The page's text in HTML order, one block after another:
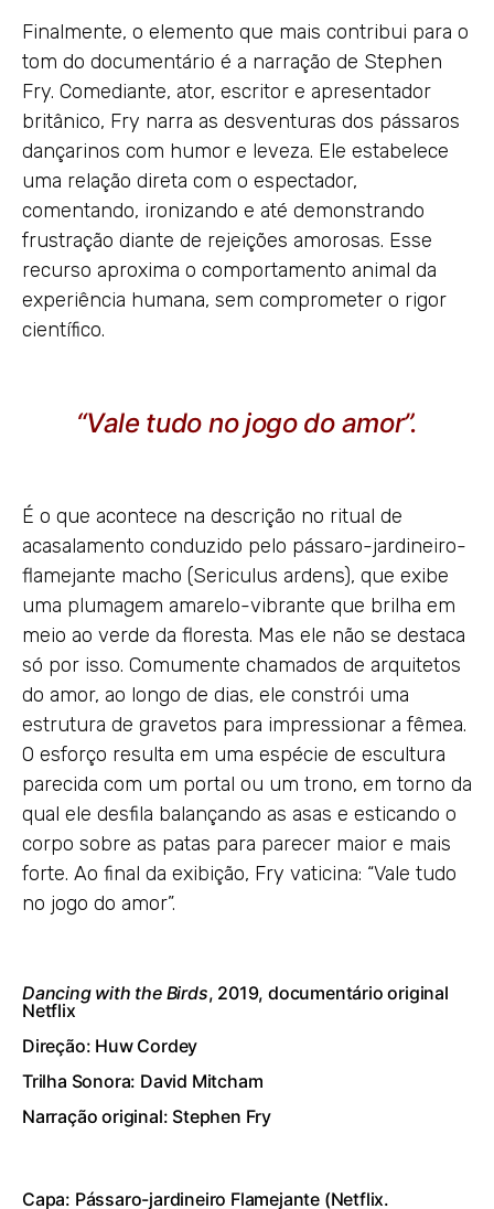
Finalmente, o elemento que mais contribui para o
tom do documentário é a narração de Stephen
Fry. Comediante, ator, escritor e apresentador
britânico, Fry narra as desventuras dos pássaros
dançarinos com humor e leveza. Ele estabelece
uma relação direta com o espectador,
comentando, ironizando e até demonstrando
frustração diante de rejeições amorosas. Esse
recurso aproxima o comportamento animal da
experiência humana, sem comprometer o rigor
científico.
“Vale tudo no jogo do amor”.
É o que acontece na descrição no ritual de
acasalamento conduzido pelo pássaro-jardineiro-
flamejante macho (Sericulus ardens), que exibe
uma plumagem amarelo-vibrante que brilha em
meio ao verde da floresta. Mas ele não se destaca
só por isso. Comumente chamados de arquitetos
do amor, ao longo de dias, ele constrói uma
estrutura de gravetos para impressionar a fêmea.
O esforço resulta em uma espécie de escultura
parecida com um portal ou um trono, em torno da
qual ele desfila balançando as asas e esticando o
corpo sobre as patas para parecer maior e mais
forte. Ao final da exibição, Fry vaticina: “Vale tudo
no jogo do amor”.
Dancing with the Birds, 2019, documentário original
Netflix
Direção: Huw Cordey
Trilha Sonora: David Mitcham
Narração original: Stephen Fry
Capa: Pássaro-jardineiro Flamejante (Netflix.